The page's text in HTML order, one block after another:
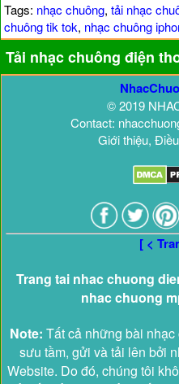
Tags: nhạc chuông, tải nhạc
chuông tik tok, nhạc chuông
Tải nhạc chuông điện
© 2019
Contact:
Giới thiệu,
[ <
Trang tai nhac chuong
nhac chuong
Note: Tất cả những bài
sưu tầm, gửi và tải lên bởi
Website. Do đó, chúng tôi